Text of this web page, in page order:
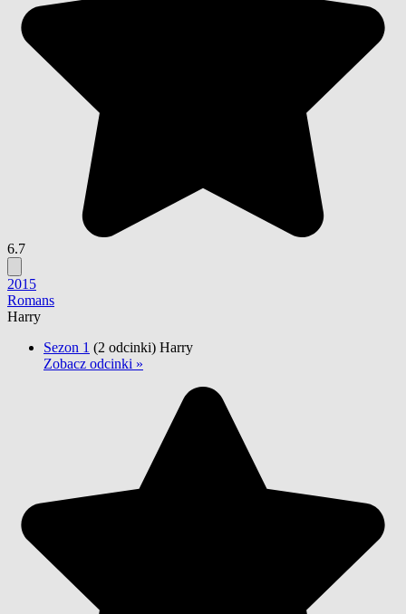
6.7
2015
Romans
Harry
Sezon 1 (2 odcinki) Harry
Zobacz odcinki »